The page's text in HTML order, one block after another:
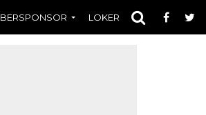
BERSPONSOR LOKER OPINI